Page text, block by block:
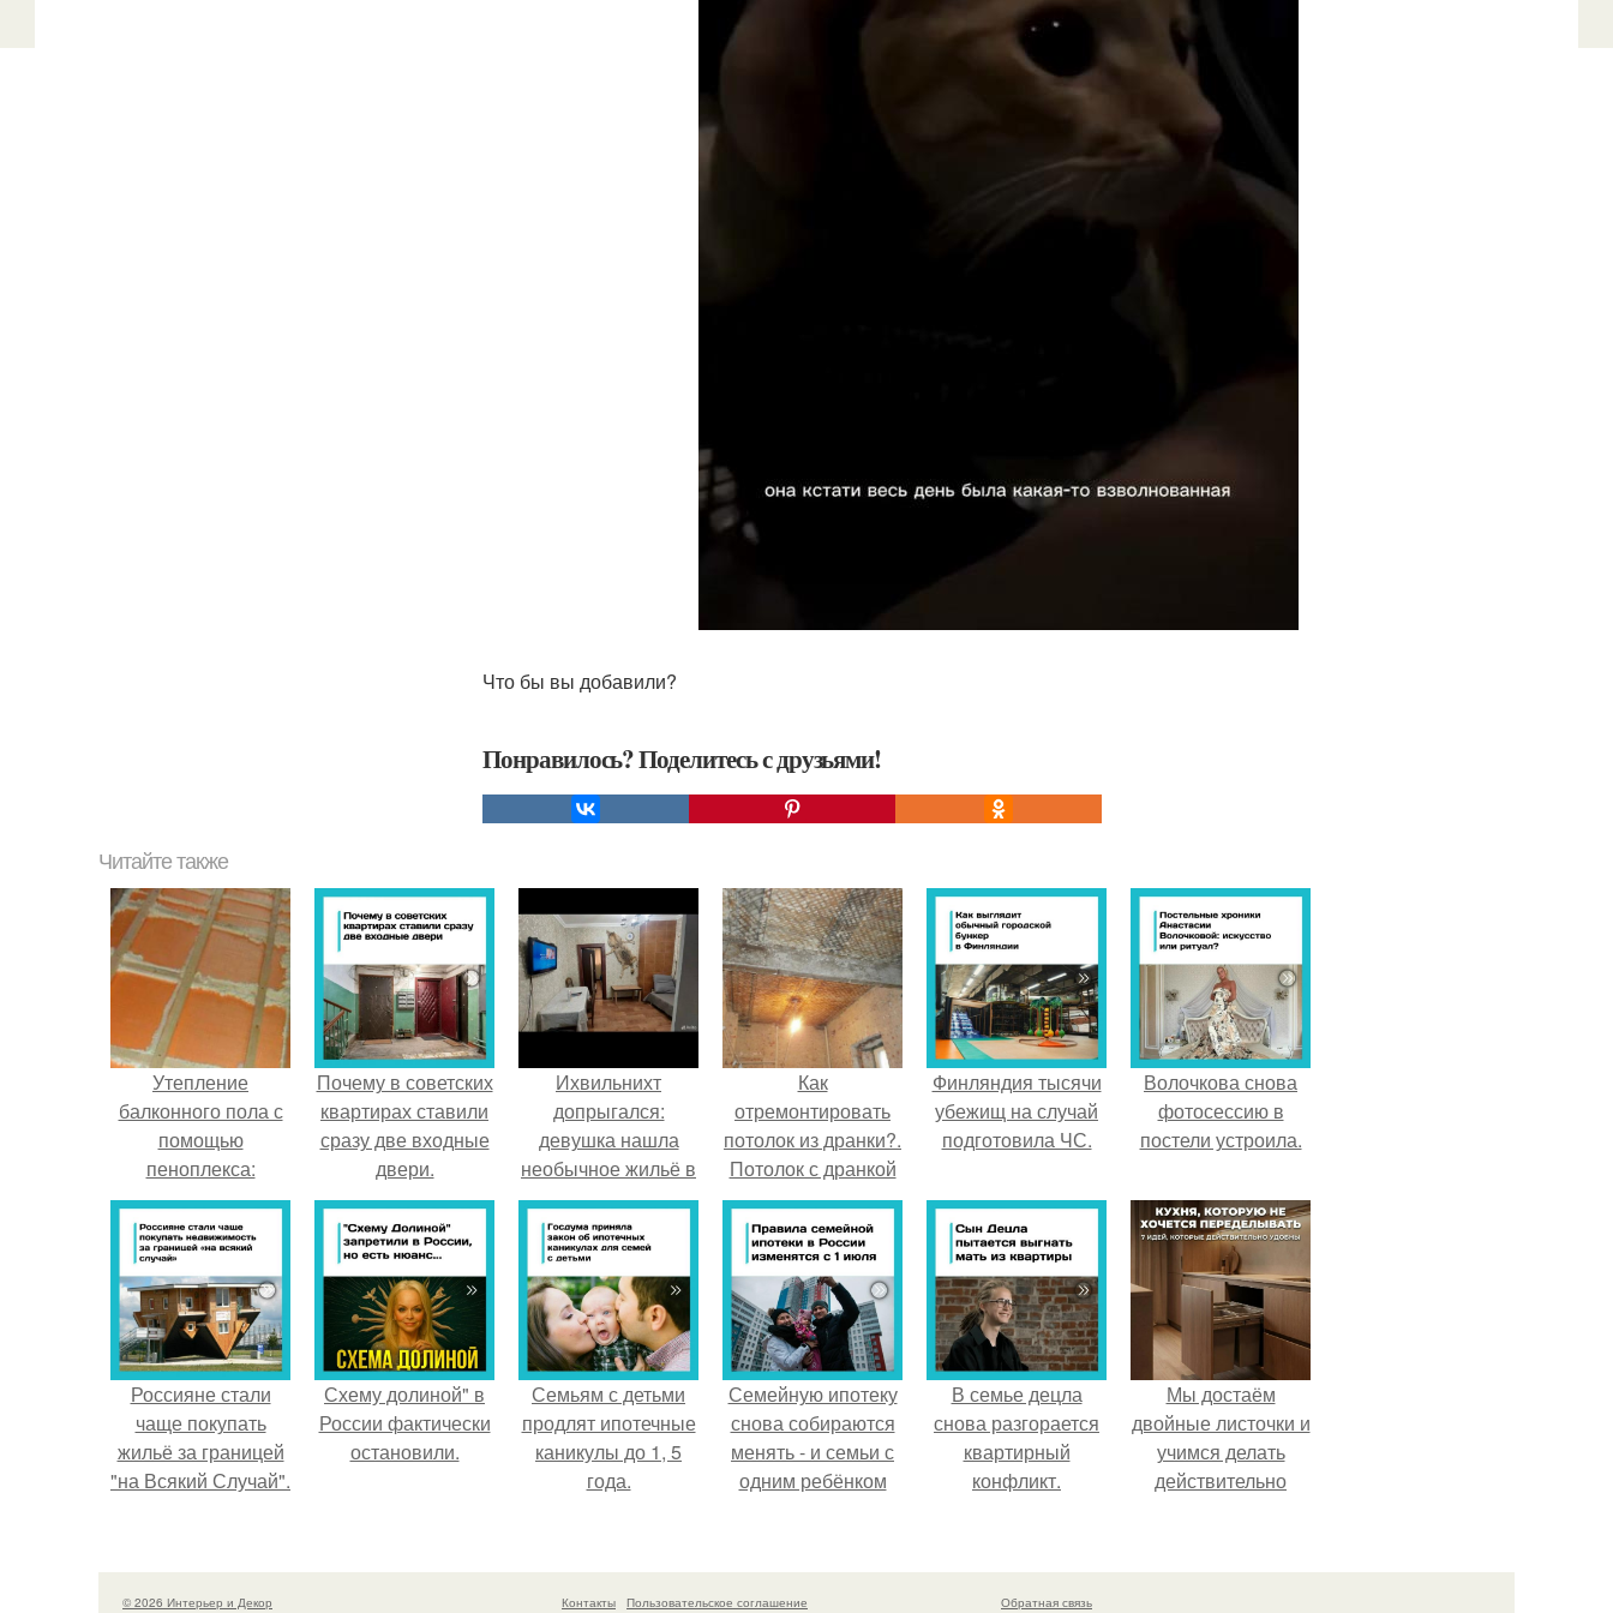
Что бы вы добавили?
Понравилось? Поделитесь с друзьями!
Читайте также
Утепление
балконного пола с
помощью
пеноплекса:
простой способ
создать
комфортную зону
на открытом
воздухе
Почему в советских
квартирах ставили
сразу две входные
двери.
Ихвильнихт
допрыгался:
девушка нашла
необычное жильё в
Пятигорске.
Как
отремонтировать
потолок из дранки?.
Потолок с дранкой
Финляндия тысячи
убежищ на случай
подготовила ЧС.
Волочкова снова
фотосессию в
постели устроила.
Россияне стали
чаще покупать
жильё за границей
"на Всякий Случай".
Схему долиной" в
России фактически
остановили.
Семьям с детьми
продлят ипотечные
каникулы до 1, 5
года.
Семейную ипотеку
снова собираются
менять - и семьи с
одним ребёнком
В семье децла
снова разгорается
квартирный
конфликт.
Мы достаём
двойные листочки и
учимся делать
действительно
© 2026 Интерьер и Декор Контакты Пользовательское соглашение Обратная связь